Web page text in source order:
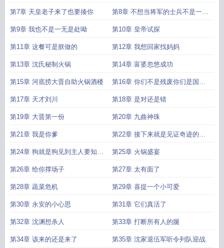
第7章 天皇老子来了也要揍你 第8章 不想当将军的士兵不是一个
好厨子
第9章 我也不是一无是处呦 第10章 皇帝试探
第11章 这餐可是朕做的 第12章 我想回家找妈妈
第13章 沈氏秘制火锅 第14章 富婆忽悠成功
第15章 河底捞大晋自助火锅酒楼 第16章 你们不是残废你们是国家
的英雄
第17章 天才刘川 第18章 是对还是错
第19章 大晋第一份 第20章 九曲神珠
第21章 我是你爹 第22章 接下来就是见证奇迹的时
刻
第24章 狗就是狗见到主人要知道
摇尾巴
第25章 火锅盛宴
第26章 给你撑场子 第27章 太有面了
第28章 蔬菜危机 第29章 喜提一个小可爱
第30章 永安的小心思 第31章 它们真活了
第32章 沈渊想杀人 第33章 打断所有人的腿
第34章 该来的还是来了 第35章 沈家退伍军听令列队迎战